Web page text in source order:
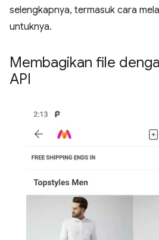
selengkapnya, termasuk cara
untuknya.
Membagikan file
API